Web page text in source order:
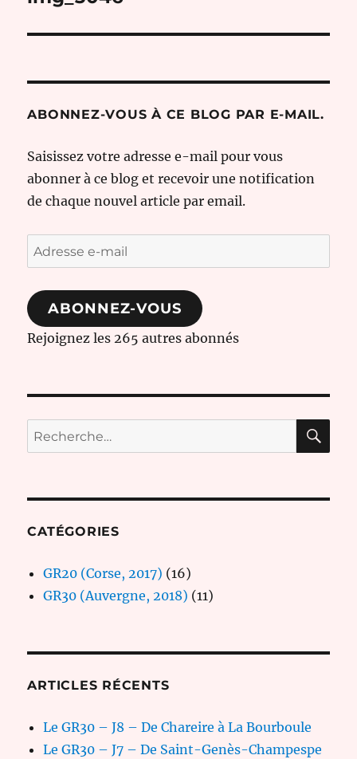
ABONNEZ-VOUS À CE BLOG PAR E-MAIL.
Saisissez votre adresse e-mail pour vous
abonner à ce blog et recevoir une notification
de chaque nouvel article par email.
Adresse
e-
mail
ABONNEZ-VOUS
Rejoignez les 265 autres abonnés
Recherche
pour :
CATÉGORIES
GR20 (Corse, 2017) (16)
GR30 (Auvergne, 2018) (11)
ARTICLES RÉCENTS
Le GR30 – J8 – De Chareire à La Bourboule
Le GR30 – J7 – De Saint-Genès-Champespe